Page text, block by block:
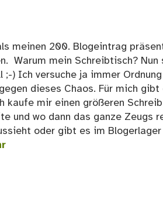
meinen 200. Blogeintrag
Warum mein Schreibtisch? Nun
) Ich versuche ja immer
dieses Chaos. Für mich
kaufe mir einen größeren
und wo dann das ganze Zeugs
oder gibt es im Blogerlager